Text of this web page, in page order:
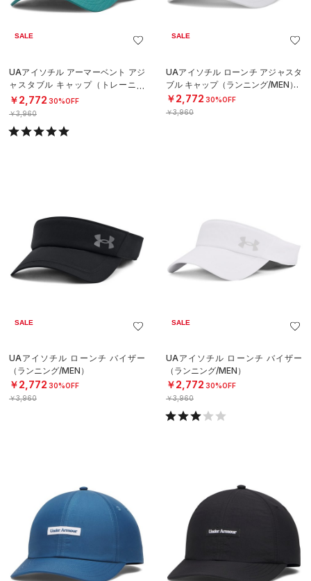
SALE
UAアイソチル アーマーベント アジ
ャスタブル キャップ（トレーニン
グ/MEN）
￥2,772 30%OFF
￥3,960
SALE
UAアイソチル ローンチ アジャスタ
ブル キャップ（ランニング/MEN）
￥2,772 30%OFF
￥3,960
SALE
UAアイソチル ローンチ バイザー
（ランニング/MEN）
￥2,772 30%OFF
￥3,960
SALE
UAアイソチル ローンチ バイザー
（ランニング/MEN）
￥2,772 30%OFF
￥3,960